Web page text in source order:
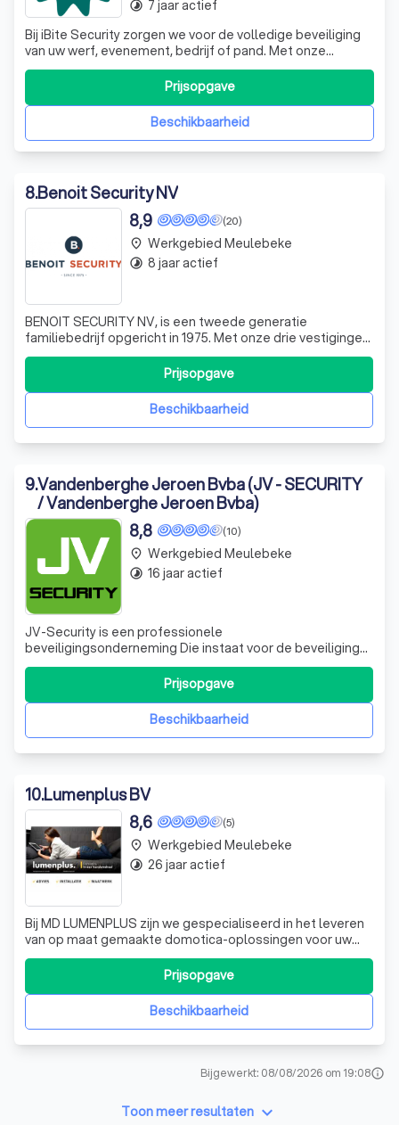
Bij iBite Security zorgen we voor de volledige beveiliging
van uw werf, evenement, bedrijf of pand. Met onze
geavanceerde technologieën en jarenlange expertise
bieden we maatwerkoplossingen die maximale veiligheid
garanderen. Onze Diensten 🔒 Alarmbeveiliging Bescherm
uw eigendommen met geavanceerd
Beschikbaarheid
Prijsopgave
timelapse 7 jaar actief
8.Benoit Security NV
(20)
8,9
BENOIT SECURITY NV, is een tweede generatie
familiebedrijf opgericht in 1975. Met onze drie vestigingen
(Waregem, Knokke & Roosdaal) en een team van 30
medewerkers staan wij 24 uur op 7, in voor uw veiligheid.
BENOIT SECURITY is een door de overheid vergunde
onderneming voor alarmsystemen en camera
Beschikbaarheid
Prijsopgave
place Werkgebied Meulebeke
timelapse 8 jaar actief
9.Vandenberghe Jeroen Bvba (JV - SECURITY
/ Vandenberghe Jeroen Bvba)
(10)
8,8
JV-Security is een professionele
beveiligingsonderneming Die instaat voor de beveiliging
van gebouwen en personen. Zowel voor Privé-woningen
Appartementen Als voor KMO en industrie kan u bij ons
terecht. Na een persoonlijk gesprek en bezoek ter
plaatse, maken wij een beveiligingsvoorstel op. We de
Beschikbaarheid
Prijsopgave
place Werkgebied Meulebeke
timelapse 16 jaar actief
10.Lumenplus BV
(5)
8,6
Bij MD LUMENPLUS zijn we gespecialiseerd in het leveren
van op maat gemaakte domotica-oplossingen voor uw
woning. Of het nu gaat om nieuwbouw of een volledige
renovatie, wij bieden u een oplossing die perfect aansluit
bij uw behoeften. Ons doel is om uw dagelijkse
handelingen in en rondom uw woning
Beschikbaarheid
Prijsopgave
place Werkgebied Meulebeke
timelapse 26 jaar actief
Bijgewerkt: 08/08/2026 om 19:08info
Toon meer resultaten keyboard_arrow_down